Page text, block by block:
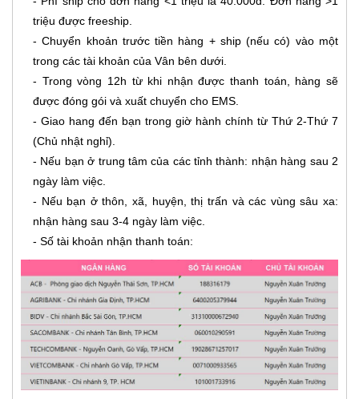
triệu được freeship.
- Chuyển khoản trước tiền hàng + ship (nếu có) vào một
trong các tài khoản của Vân bên dưới.
- Trong vòng 12h từ khi nhận được thanh toán, hàng sẽ
được đóng gói và xuất chuyển cho EMS.
- Giao hang đến bạn trong giờ hành chính từ Thứ 2-Thứ 7
(Chủ nhật nghỉ).
- Nếu bạn ở trung tâm của các tỉnh thành: nhận hàng sau 2
ngày làm việc.
- Nếu bạn ở thôn, xã, huyện, thị trấn và các vùng sâu xa:
nhận hàng sau 3-4 ngày làm việc.
- Số tài khoản nhận thanh toán: